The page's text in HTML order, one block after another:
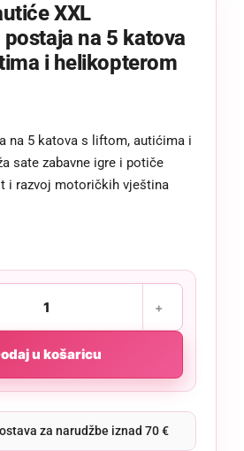
XXL
na 5 katova
i helikopterom
na 5 katova s liftom, autićima i
sate zabavne igre i potiče
i razvoj motoričkih vještina
u košaricu
za narudžbe iznad 70 €